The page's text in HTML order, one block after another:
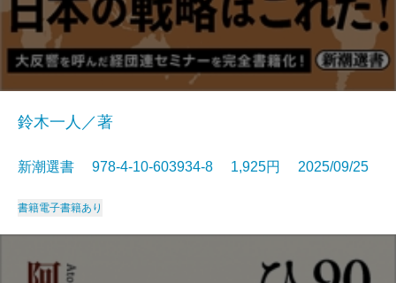
鈴木一人／著
新潮選書 978-4-10-603934-8 1,925円 2025/09/25
書籍電子書籍あり